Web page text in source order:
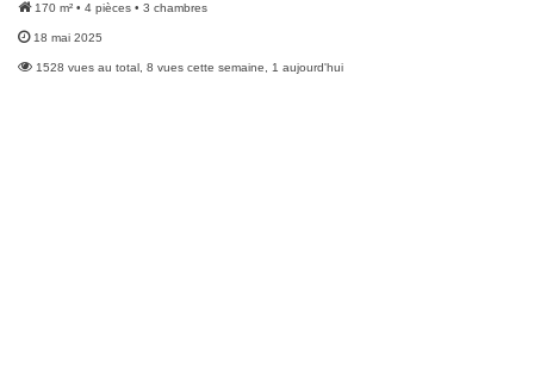
170 m² • 4 pièces • 3 chambres
18 mai 2025
1528 vues au total, 8 vues cette semaine, 1 aujourd'hui